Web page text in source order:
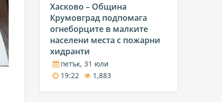
Хасково – Община
Крумовград подпомага
огнеборците в малките
населени места с пожарни
хидранти
петък, 31 юли
19:22
1,883